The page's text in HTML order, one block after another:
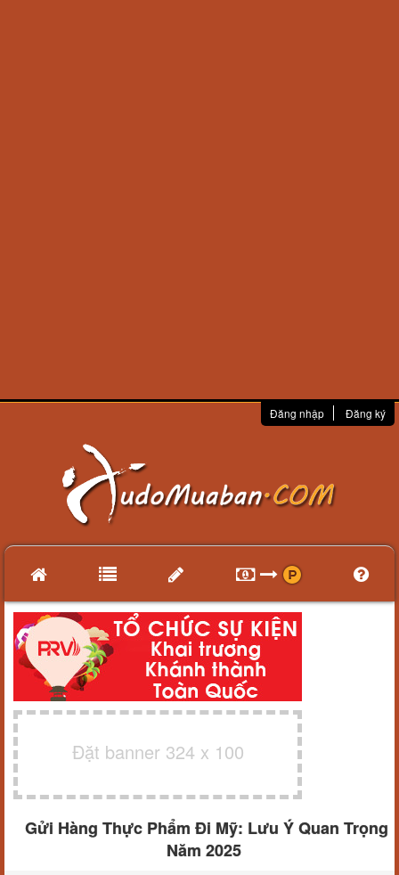
Đăng nhập Đăng ký
Đặt banner 324 x 100
Gửi Hàng Thực Phẩm Đi Mỹ: Lưu Ý Quan Trọng
Năm 2025